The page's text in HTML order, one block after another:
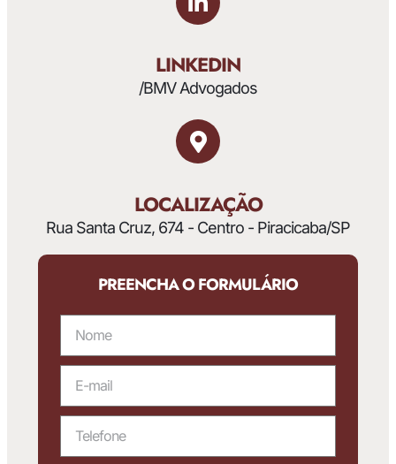
LINKEDIN
/BMV Advogados
LOCALIZAÇÃO
Rua Santa Cruz, 674 - Centro - Piracicaba/SP
PREENCHA O FORMULÁRIO